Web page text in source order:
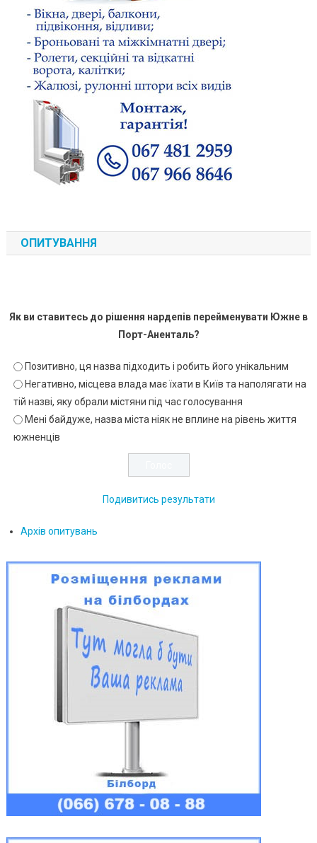
ОПИТУВАННЯ
Як ви ставитесь до рішення нардепів перейменувати Южне в
Порт-Аненталь?
Позитивно, ця назва підходить і робить його унікальним
Негативно, місцева влада має їхати в Київ та наполягати на
тій назві, яку обрали містяни під час голосування
Мені байдуже, назва міста ніяк не вплине на рівень життя
южненців
Подивитись результати
Архів опитувань